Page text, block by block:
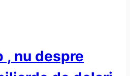
, nu despre